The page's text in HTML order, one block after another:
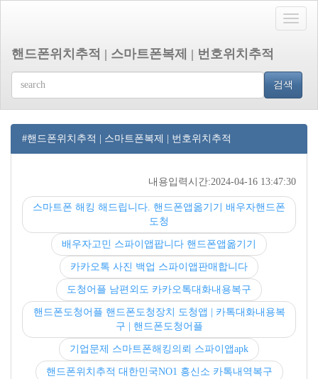
Toggle
핸드폰위치추적 | 스마트폰복제 | 번호위치추적
검색
#핸드폰위치추적 | 스마트폰복제 | 번호위치추적
내용입력시간:2024-04-16 13:47:30
스마트폰 해킹 해드립니다. 핸드폰앱옮기기 배우자핸드폰
도청
배우자고민 스파이앱팝니다 핸드폰앱옮기기
카카오톡 사진 백업 스파이앱판매합니다
도청어플 남편외도 카카오톡대화내용복구
핸드폰도청어플 핸드폰도청장치 도청앱 | 카톡대화내용복
구 | 핸드폰도청어플
기업문제 스마트폰해킹의뢰 스파이앱apk
핸드폰위치추적 대한민국NO1 흥신소 카톡내역복구